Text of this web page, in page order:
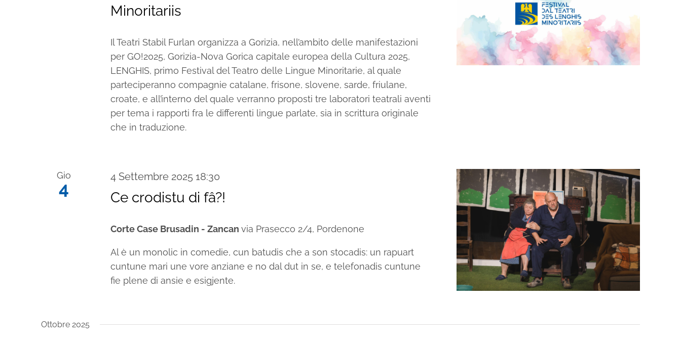
Minoritariis
Il Teatri Stabil Furlan organizza a Gorizia, nell’ambito delle manifestazioni
per GO!2025, Gorizia-Nova Gorica capitale europea della Cultura 2025,
LENGHIS, primo Festival del Teatro delle Lingue Minoritarie, al quale
parteciperanno compagnie catalane, frisone, slovene, sarde, friulane,
croate, e all’interno del quale verranno proposti tre laboratori teatrali aventi
per tema i rapporti fra le differenti lingue parlate, sia in scrittura originale
che in traduzione.
Gio
4
4 Settembre 2025 18:30
Ce crodistu di fâ?!
Corte Case Brusadin - Zancan via Prasecco 2/4, Pordenone
Al è un monolic in comedie, cun batudis che a son stocadis: un rapuart
cuntune mari une vore anziane e no dal dut in se, e telefonadis cuntune
fie plene di ansie e esigjente.
Ottobre 2025